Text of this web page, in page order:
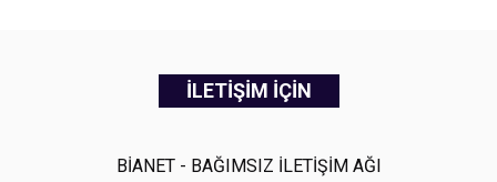
İLETİŞİM İÇİN
BİANET - BAĞIMSIZ İLETİŞİM AĞI